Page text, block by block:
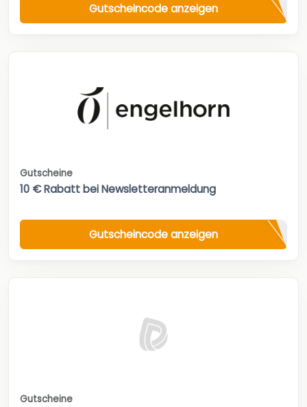
Gutscheincode anzeigen
Gutscheine
10 € Rabatt bei Newsletteranmeldung
Gutscheincode anzeigen
Gutscheine